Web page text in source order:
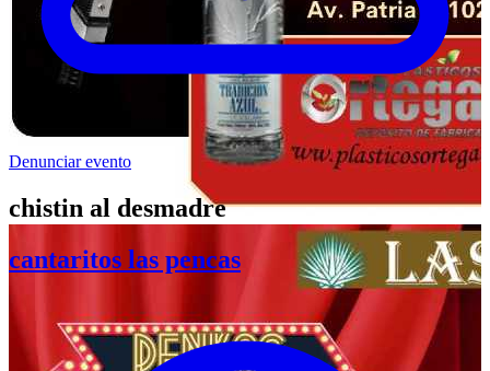
Denunciar evento
chistin al desmadre
cantaritos las pencas